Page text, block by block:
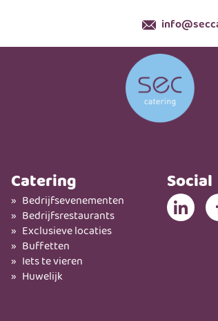
Catering
Bedrijfsevenementen
Bedrijfsrestaurants
Exclusieve locaties
Buffetten
Iets te vieren
Huwelijk
Social